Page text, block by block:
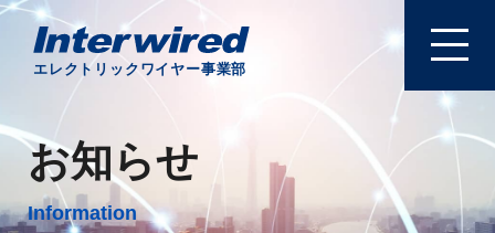
エレクトリックワイヤー事業部
お知らせ
Information